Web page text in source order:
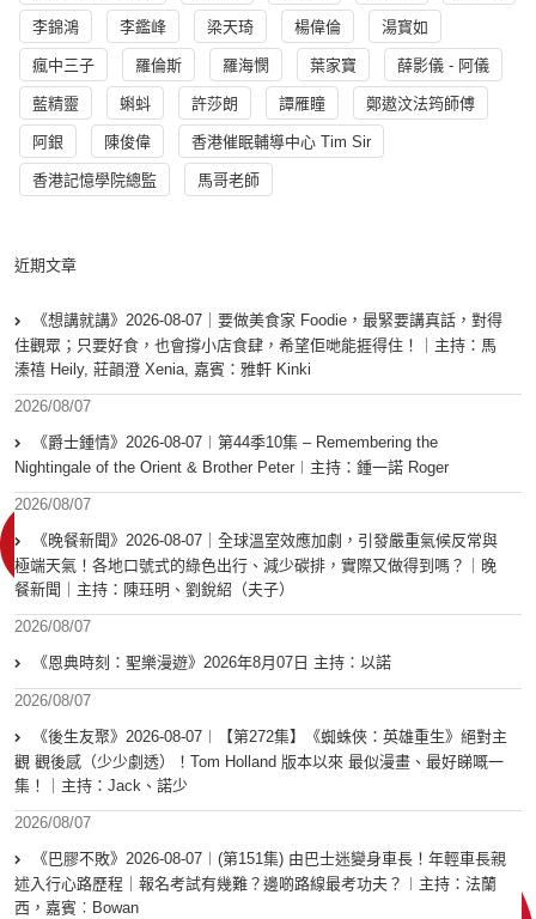
李錦鴻 李鑑峰 梁天琦 楊偉倫 湯寳如
瘋中三子 羅倫斯 羅海憫 葉家寶 薛影儀 - 阿儀
藍精靈 蝌蚪 許莎朗 譚雁瞳 鄭遨汶法筠師傅
阿銀 陳俊偉 香港催眠輔導中心 Tim Sir
香港記憶學院總監 馬哥老師
近期文章
《想講就講》2026-08-07｜要做美食家 Foodie，最緊要講真話，對得
住觀眾；只要好食，也會撐小店食肆，希望佢哋能捱得住！｜主持：馬
溱禧 Heily, 莊韻澄 Xenia, 嘉賓：雅軒 Kinki
2026/08/07
《爵士鍾情》2026-08-07︱第44季10集 – Remembering the
Nightingale of the Orient & Brother Peter︱主持：鍾一諾 Roger
2026/08/07
《晚餐新聞》2026-08-07｜全球溫室效應加劇，引發嚴重氣候反常與
極端天氣！各地口號式的綠色出行、減少碳排，實際又做得到嗎？｜晚
餐新聞｜主持：陳珏明、劉銳紹（夫子）
2026/08/07
《恩典時刻：聖樂漫遊》2026年8月07日 主持：以諾
2026/08/07
《後生友聚》2026-08-07︱【第272集】《蜘蛛俠：英雄重生》絕對主
觀 觀後感（少少劇透）！Tom Holland 版本以來 最似漫畫、最好睇嘅一
集！｜主持：Jack、諾少
2026/08/07
《巴膠不敗》2026-08-07︱(第151集) 由巴士迷變身車長！年輕車長親
述入行心路歷程｜報名考試有幾難？邊啲路線最考功夫？︱主持：法蘭
西，嘉賓︰Bowan